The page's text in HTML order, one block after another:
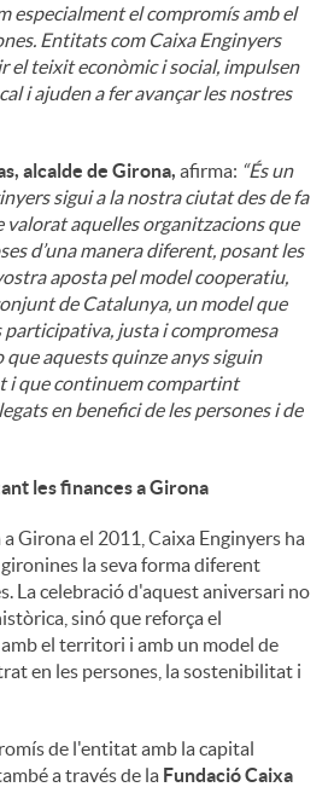
especialment el compromís amb el
Entitats com Caixa Enginyers
el teixit econòmic i social, impulsen
i ajuden a fer avançar les nostres
alcalde de Girona, afirma: “És un
sigui a la nostra ciutat des de fa
valorat aquelles organitzacions que
d’una manera diferent, posant les
aposta pel model cooperatiu,
de Catalunya, un model que
participativa, justa i compromesa
aquests quinze anys siguin
i que continuem compartint
en benefici de les persones i de
les finances a Girona
Girona el 2011, Caixa Enginyers ha
la seva forma diferent
La celebració d'aquest aniversari no
sinó que reforça el
el territori i amb un model de
en les persones, la sostenibilitat i
de l'entitat amb la capital
a través de la Fundació Caixa